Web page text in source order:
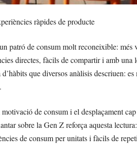
ràpides de producte
patró de consum molt reconeixible: més
directes, fàcils de compartir i amb una
que diversos anàlisis descriuen:
de consum i el desplaçament
sobre la Gen Z reforça aquesta
de consum per unitats i fàcils de